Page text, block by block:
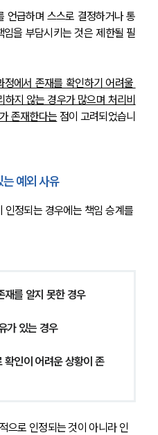
언급하며 스스로 결정하거나 통
을 부담시키는 것은 제한될 필
에서 존재를 확인하기 어려울
지 않는 경우가 많으며 처리비
존재한다는 점이 고려되었습니
예외 사유
인정되는 경우에는 책임 승계를
를 알지 못한 경우
가 있는 경우
인이 어려운 상황이 존
으로 인정되는 것이 아니라 인